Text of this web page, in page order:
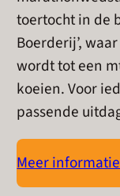
toertocht in de
Boerderij’,
wordt tot een
koeien. Voor
passende
Meer